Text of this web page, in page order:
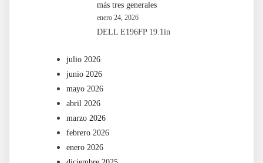
más tres generales
enero 24, 2026
DELL E196FP 19.1in
julio 2026
junio 2026
mayo 2026
abril 2026
marzo 2026
febrero 2026
enero 2026